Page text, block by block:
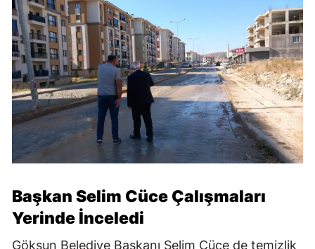
Başkan Selim Cüce Çalışmaları
Yerinde İnceledi
Göksun Belediye Başkanı Selim Cüce de temizlik